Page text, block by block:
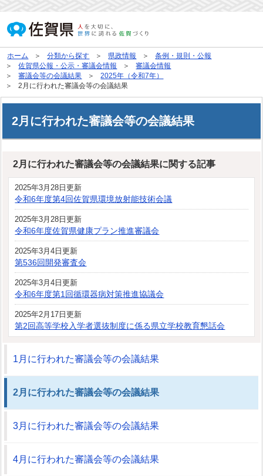
ホーム 分類から探す 県政情報
条例・規則・公報
佐賀県公報・公示・審議会情報
審議会情報
審議会等の会議結果
2025年（令和7年）
2月に行われた審議会等の会議結果
2月に行われた審議会等の会議結果
2月に行われた審議会等の会議結果に関する記事
2025年3月28日更新
令和6年度第4回佐賀県環境放射能技術会議
2025年3月28日更新
令和6年度佐賀県健康プラン推進審議会
2025年3月4日更新
第536回開発審査会
2025年3月4日更新
令和6年度第1回循環器病対策推進協議会
2025年2月17日更新
第2回高等学校入学者選抜制度に係る県立学校教育懇話会
1月に行われた審議会等の会議結果
2月に行われた審議会等の会議結果
3月に行われた審議会等の会議結果
4月に行われた審議会等の会議結果